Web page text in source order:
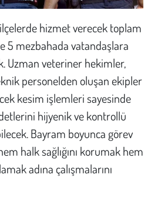
hizmet verecek toplam
5 mezbahada vatandaşlara
Uzman veteriner hekimler,
personelden oluşan ekipler
kesim işlemleri sayesinde
hijyenik ve kontrollü
Bayram boyunca görev
halk sağlığını korumak hem
adına çalışmalarını